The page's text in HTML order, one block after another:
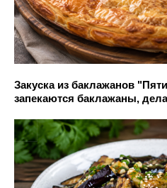
Закуска из баклажанов
запекаются баклажаны,